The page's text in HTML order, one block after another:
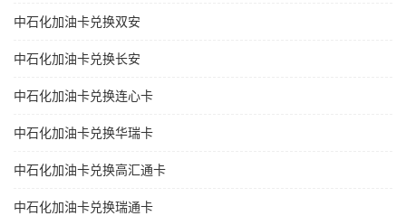
中石化加油卡兑换双安
中石化加油卡兑换长安
中石化加油卡兑换连心卡
中石化加油卡兑换华瑞卡
中石化加油卡兑换高汇通卡
中石化加油卡兑换瑞通卡